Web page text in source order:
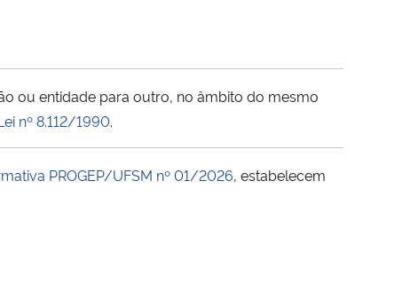
ou entidade para outro, no âmbito do mesmo
nº 8.112/1990.
PROGEP/UFSM nº 01/2026, estabelecem